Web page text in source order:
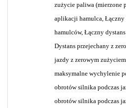
zużycie paliwa (mierzone
aplikacji hamulca, Łączny
hamulców, Łączny
Dystans przejechany z
jazdy z zerowym
maksymalne wychylenie
obrotów silnika podczas
obrotów silnika podczas